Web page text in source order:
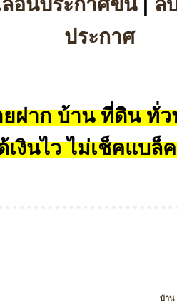
ประกาศ
ฝาก บ้าน ที่ดิน ทั่ว
เงินไว ไม่เช็คแบล็
บ้าน